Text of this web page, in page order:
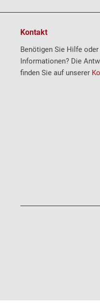
Kontakt
Benötigen Sie Hilfe
Informationen? Die
finden Sie auf unserer